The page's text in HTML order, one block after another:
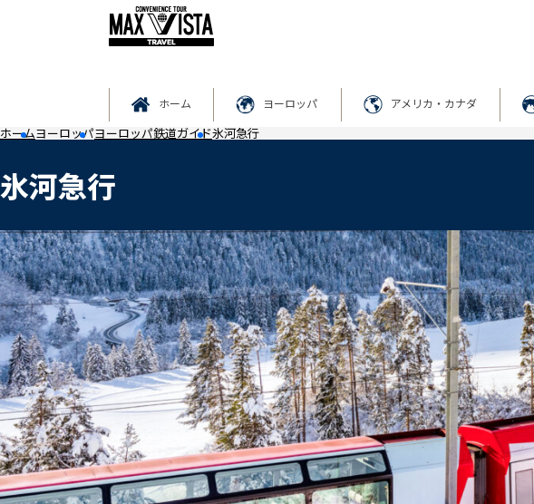
ホーム ヨーロッパ アメリカ・カナダ
ホームヨーロッパヨーロッパ鉄道ガイド氷河急行
氷河急行